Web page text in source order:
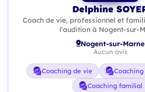
Delphine
Coach de vie, professionnel et
l'audition à Nogent-sur-
Nogent-sur-Marne
Aucun avis
Coaching de vie
Coaching familial